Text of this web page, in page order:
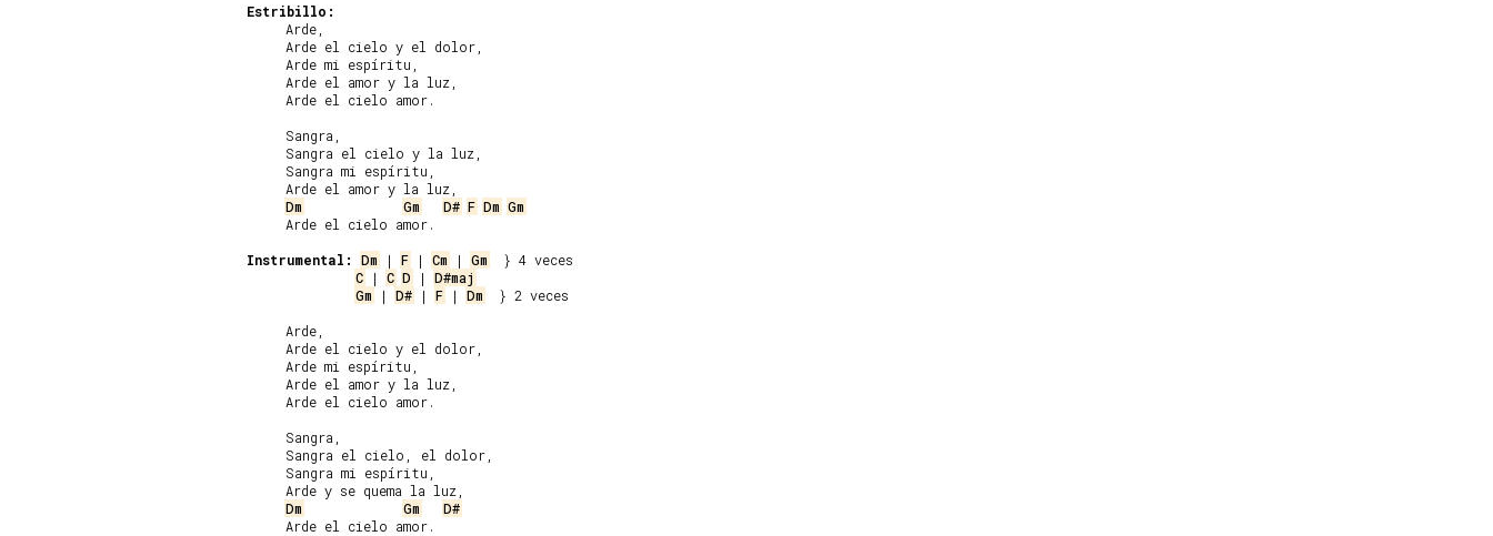
Estribillo:
     Arde,
     Arde el cielo y el dolor,
     Arde mi espíritu,
     Arde el amor y la luz,
     Arde el cielo amor.
     Sangra,
     Sangra el cielo y la luz,
     Sangra mi espíritu,
     Arde el amor y la luz,
Dm
Gm D# F Dm Gm
     Arde el cielo amor.
Instrumental:
Dm | F | Cm | Gm
C | C D | D#maj
Gm | D# | F | Dm
  } 2 veces
     Arde,
     Arde el cielo y el dolor,
     Arde mi espíritu,
     Arde el amor y la luz,
     Arde el cielo amor.
     Sangra,
     Sangra el cielo, el dolor,
     Sangra mi espíritu,
     Arde y se quema la luz,
Dm
Gm
D#
     Arde el cielo amor.